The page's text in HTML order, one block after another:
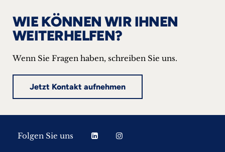
WIE KÖNNEN WIR IHNEN
WEITERHELFEN?
Wenn Sie Fragen haben, schreiben Sie uns.
Jetzt Kontakt aufnehmen
Folgen Sie uns